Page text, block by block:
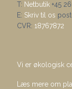
T: Netbutik +45
E: Skriv til os
CVR: 18767872
Vi er økologisk
Læs mere om